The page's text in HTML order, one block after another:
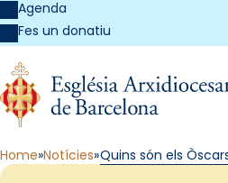
Agenda
Fes un donatiu
Home Notícies Quins són els